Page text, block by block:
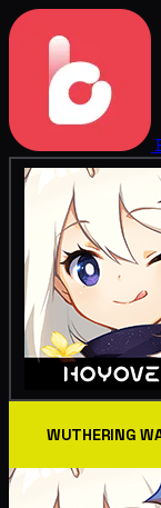
WUTHERING